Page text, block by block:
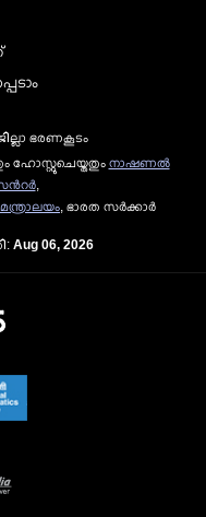
ഭരണകൂടം
ഹോസ്റ്റുചെയ്തതും നാഷണല്‍
,
, ഭാരത സര്‍ക്കാര്‍
Aug 06, 2026